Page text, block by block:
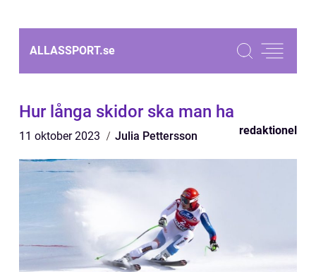
ALLASSPORT.se
Hur långa skidor ska man ha
11 oktober 2023 Julia Pettersson redaktionel